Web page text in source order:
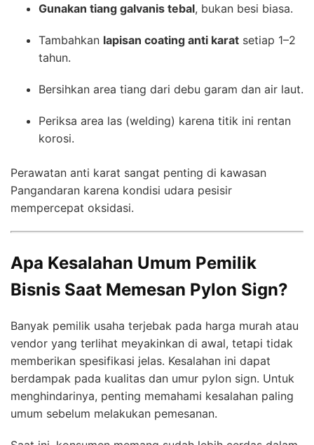
Gunakan tiang galvanis tebal, bukan besi biasa.
Tambahkan lapisan coating anti karat setiap 1–2
tahun.
Bersihkan area tiang dari debu garam dan air laut.
Periksa area las (welding) karena titik ini rentan
korosi.
Perawatan anti karat sangat penting di kawasan
Pangandaran karena kondisi udara pesisir
mempercepat oksidasi.
Apa Kesalahan Umum Pemilik
Bisnis Saat Memesan Pylon Sign?
Banyak pemilik usaha terjebak pada harga murah atau
vendor yang terlihat meyakinkan di awal, tetapi tidak
memberikan spesifikasi jelas. Kesalahan ini dapat
berdampak pada kualitas dan umur pylon sign. Untuk
menghindarinya, penting memahami kesalahan paling
umum sebelum melakukan pemesanan.